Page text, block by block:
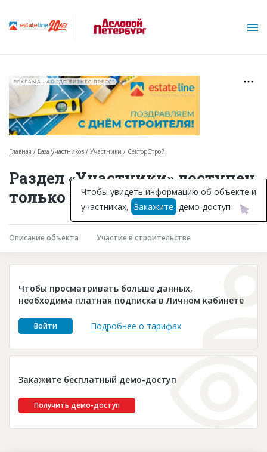
Горячие объекты
База строящихся объектов
Инвестпроекты
Глоссарий
Платные услуги
Пресс-релизы
РЕКЛАМА • АО "ДП БИЗНЕС ПРЕСС"
Главная База участников Участники СекторСтрой
Раздел «Участники» доступен
только подписчикам
Описание объекта Участие в строительстве
Чтобы просматривать больше данных,
необходима платная подписка в Личном кабинете
Войти Подробнее о тарифах
Закажите бесплатный демо-доступ
Получить демо-доступ
Чтобы увидеть информацию об объекте и
участниках, Закажите демо-доступ